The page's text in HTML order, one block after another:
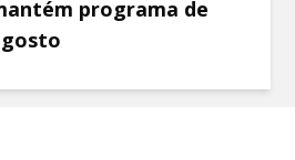
programa de